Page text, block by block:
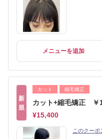
メニューを追加
新
規
カット 縮毛矯正
カット+縮毛矯正
¥15,400
このクーポ